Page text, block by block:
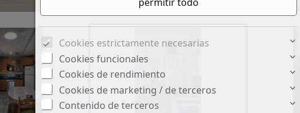
Cookies estrictamente necesarias
Cookies funcionales
Cookies de rendimiento
Cookies de marketing / de terceros
Contenido de terceros